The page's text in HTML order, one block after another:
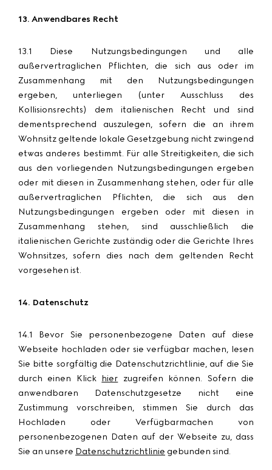
13. Anwendbares Recht
13.1 Diese Nutzungsbedingungen und alle
außervertraglichen Pflichten, die sich aus oder im
Zusammenhang mit den Nutzungsbedingungen
ergeben, unterliegen (unter Ausschluss des
Kollisionsrechts) dem italienischen Recht und sind
dementsprechend auszulegen, sofern die an ihrem
Wohnsitz geltende lokale Gesetzgebung nicht zwingend
etwas anderes bestimmt. Für alle Streitigkeiten, die sich
aus den vorliegenden Nutzungsbedingungen ergeben
oder mit diesen in Zusammenhang stehen, oder für alle
außervertraglichen Pflichten, die sich aus den
Nutzungsbedingungen ergeben oder mit diesen in
Zusammenhang stehen, sind ausschließlich die
italienischen Gerichte zuständig oder die Gerichte Ihres
Wohnsitzes, sofern dies nach dem geltenden Recht
vorgesehen ist.
14. Datenschutz
14.1 Bevor Sie personenbezogene Daten auf diese
Webseite hochladen oder sie verfügbar machen, lesen
Sie bitte sorgfältig die Datenschutzrichtlinie, auf die Sie
durch einen Klick hier zugreifen können. Sofern die
anwendbaren Datenschutzgesetze nicht eine
Zustimmung vorschreiben, stimmen Sie durch das
Hochladen oder Verfügbarmachen von
personenbezogenen Daten auf der Webseite zu, dass
Sie an unsere Datenschutzrichtlinie gebunden sind.